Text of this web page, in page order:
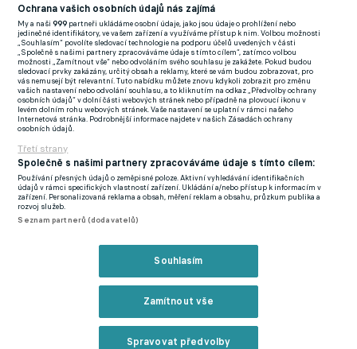
(EN)
FlashFutbal (SK)
Tenisportal.cz
Tenisové zprávy
na Livesportu
Podmínky užití
Zásady ochrany osobních údajů
GDPR a žurnalistika
Ochrana vašich osobních údajů nás zajímá
My a naši999 partneři ukládáme osobní údaje, jako jsou údaje o prohlížení nebo
jedinečné identifikátory, ve vašem zařízení a využíváme přístup k nim. Volbou možnosti
„Souhlasím“ povolíte sledovací technologie na podporu účelů uvedených v části
„Společně s našimi partnery zpracováváme údaje s tímto cílem“, zatímco volbou
možnosti „Zamítnout vše“ nebo odvoláním svého souhlasu je zakážete. Pokud budou
sledovací prvky zakázány, určitý obsah a reklamy, které se vám budou zobrazovat, pro
vás nemusejí být relevantní. Tuto nabídku můžete znovu kdykoli zobrazit pro změnu
vašich nastavení nebo odvolání souhlasu, a to kliknutím na odkaz „Předvolby ochrany
osobních údajů“ v dolní části webových stránek nebo případně na plovoucí ikonu v
levém dolním rohu webových stránek. Vaše nastavení se uplatní v rámci našeho
Internetová stránka. Podrobnější informace najdete v našich Zásadách ochrany
osobních údajů.
Třetí strany
Společně s našimi partnery zpracováváme údaje s tímto cílem:
Používání přesných údajů o zeměpisné poloze. Aktivní vyhledávání identifikačních
údajů v rámci specifických vlastností zařízení. Ukládání a/nebo přístup k informacím v
zařízení. Personalizovaná reklama a obsah, měření reklam a obsahu, průzkum publika a
rozvoj služeb.
Seznam partnerů (dodavatelů)
Souhlasím
Zamítnout vše
Spravovat předvolby